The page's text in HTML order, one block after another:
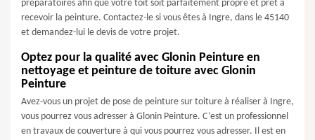
préparatoires afin que votre toit soit parfaitement propre et prêt à
recevoir la peinture. Contactez-le si vous êtes à Ingre, dans le 45140
et demandez-lui le devis de votre projet.
Optez pour la qualité avec Glonin Peinture en
nettoyage et peinture de toiture avec Glonin
Peinture
Avez-vous un projet de pose de peinture sur toiture à réaliser à Ingre,
vous pourrez vous adresser à Glonin Peinture. C’est un professionnel
en travaux de couverture à qui vous pourrez vous adresser. Il est en